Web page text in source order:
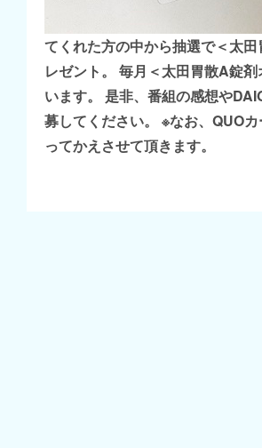
てくれた方の中から抽選で＜太
レゼント。 毎月＜太田胃散A錠
います。 是非、番組の感想や
募してください。 ※なお、QUO
ってかえさせて頂きます。